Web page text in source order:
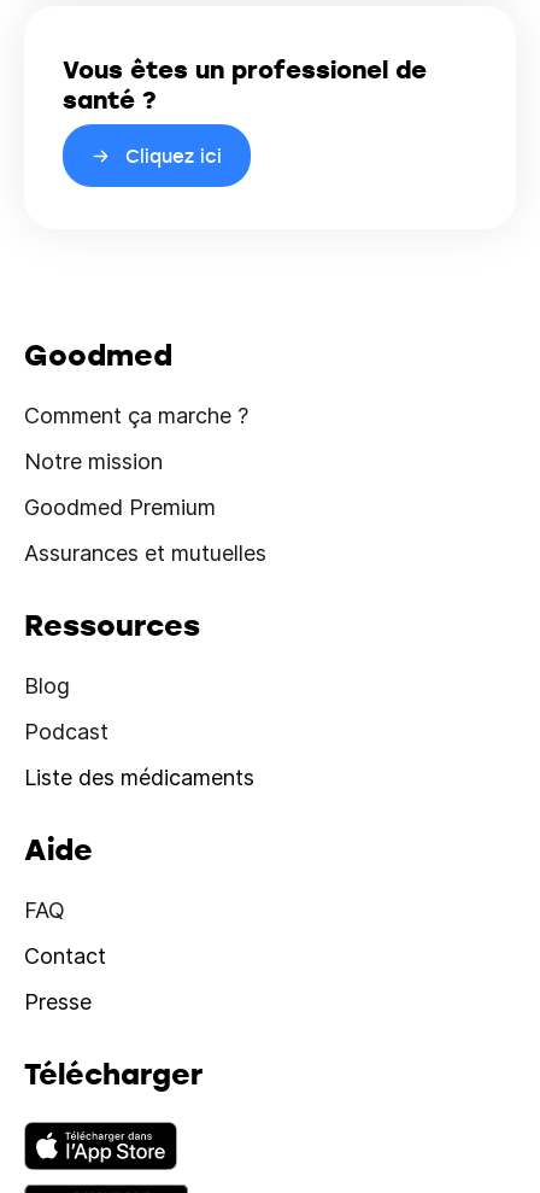
Vous êtes un professionel de
santé ?
Cliquez ici
Goodmed
Comment ça marche ?
Notre mission
Goodmed Premium
Assurances et mutuelles
Ressources
Blog
Podcast
Liste des médicaments
Aide
FAQ
Contact
Presse
Télécharger